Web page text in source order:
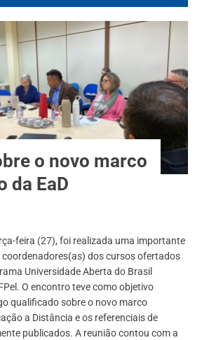
o novo marco
da EaD
feira (27), foi realizada uma importante
dos cursos ofertados
Universidade Aberta do Brasil
O encontro teve como objetivo
qualificado sobre o novo marco
a Distância e os referenciais de
publicados. A reunião contou com a